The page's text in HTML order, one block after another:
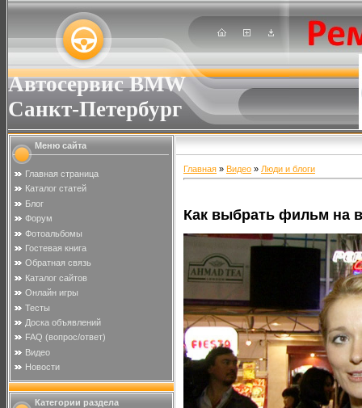
Автосервис BMW
Санкт-Петербург
Меню сайта
Главная страница
Каталог статей
Блог
Форум
Фотоальбомы
Гостевая книга
Обратная связь
Каталог сайтов
Онлайн игры
Тесты
Доска объявлений
FAQ (вопрос/ответ)
Видео
Новости
Категории раздела
Главная » Видео » Люди и блоги
Как выбрать фильм на